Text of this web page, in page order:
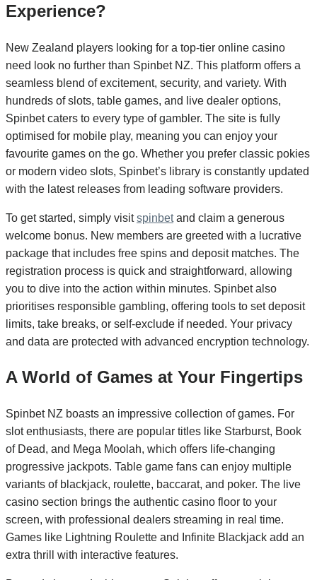
Experience?
New Zealand players looking for a top-tier online casino
need look no further than Spinbet NZ. This platform offers a
seamless blend of excitement, security, and variety. With
hundreds of slots, table games, and live dealer options,
Spinbet caters to every type of gambler. The site is fully
optimised for mobile play, meaning you can enjoy your
favourite games on the go. Whether you prefer classic pokies
or modern video slots, Spinbet’s library is constantly updated
with the latest releases from leading software providers.
To get started, simply visitspinbetand claim a generous
welcome bonus. New members are greeted with a lucrative
package that includes free spins and deposit matches. The
registration process is quick and straightforward, allowing
you to dive into the action within minutes. Spinbet also
prioritises responsible gambling, offering tools to set deposit
limits, take breaks, or self-exclude if needed. Your privacy
and data are protected with advanced encryption technology.
A World of Games at Your Fingertips
Spinbet NZ boasts an impressive collection of games. For
slot enthusiasts, there are popular titles like Starburst, Book
of Dead, and Mega Moolah, which offers life‑changing
progressive jackpots. Table game fans can enjoy multiple
variants of blackjack, roulette, baccarat, and poker. The live
casino section brings the authentic casino floor to your
screen, with professional dealers streaming in real time.
Games like Lightning Roulette and Infinite Blackjack add an
extra thrill with interactive features.